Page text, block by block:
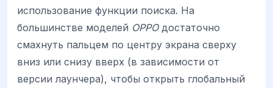
использование функции поиска. На
большинстве моделей OPPOдостаточно
смахнуть пальцем по центру экрана сверху
вниз или снизу вверх (в зависимости от
версии лаунчера), чтобы открыть глобальный